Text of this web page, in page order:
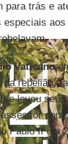
para trás e
Vaticano
rebelião
e levou seus
Paulo II em